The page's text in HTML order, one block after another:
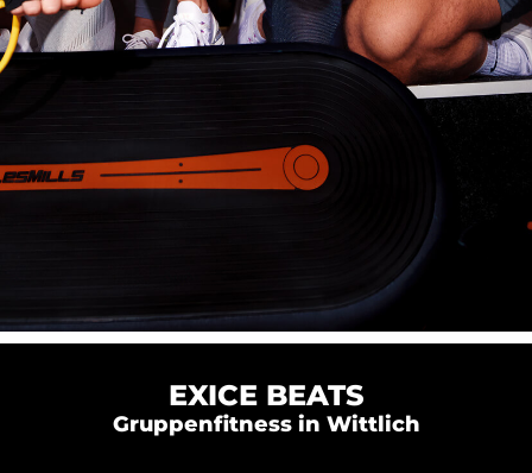
EXICE BEATS
Gruppenfitness in Wittlich